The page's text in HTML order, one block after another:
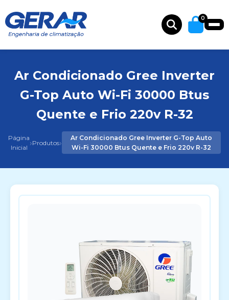
0
Ar Condicionado Gree Inverter
G-Top Auto Wi-Fi 30000 Btus
Quente e Frio 220v R-32
Página
Inicial ›Produtos›
Ar Condicionado Gree Inverter G-Top Auto
Wi-Fi 30000 Btus Quente e Frio 220v R-32